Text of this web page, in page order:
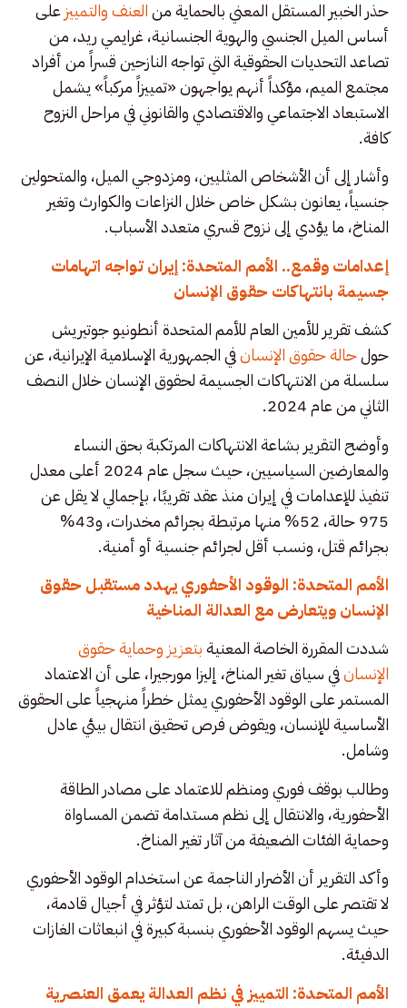
حذر الخبير المستقل المعني بالحماية منالعنف والتمييزعلى
أساس الميل الجنسي والهوية الجنسانية، غرايمي ريد، من
تصاعد التحديات الحقوقية التي تواجه النازحين قسراً من أفراد
مجتمع الميم، مؤكداً أنهم يواجهون «تمييزاً مركباً» يشمل
الاستبعاد الاجتماعي والاقتصادي والقانوني في مراحل النزوح
كافة.
وأشار إلى أن الأشخاص المثليين، ومزدوجي الميل، والمتحولين
جنسياً، يعانون بشكل خاص خلال النزاعات والكوارث وتغير
المناخ، ما يؤدي إلى نزوح قسري متعدد الأسباب.
إعدامات وقمع.. الأمم المتحدة: إيران تواجه اتهامات
جسيمة بانتهاكات حقوق الإنسان
كشف تقرير للأمين العام للأمم المتحدة أنطونيو جوتيريش
حولحالة حقوق الإنسانفي الجمهورية الإسلامية الإيرانية، عن
سلسلة من الانتهاكات الجسيمة لحقوق الإنسان خلال النصف
الثاني من عام 2024.
وأوضح التقرير بشاعة الانتهاكات المرتكبة بحق النساء
والمعارضين السياسيين، حيث سجل عام 2024 أعلى معدل
تنفيذ للإعدامات في إيران منذ عقد تقريبًا، بإجمالي لا يقل عن
975 حالة، 52% منها مرتبطة بجرائم مخدرات، و43%
بجرائم قتل، ونسب أقل لجرائم جنسية أو أمنية.
الأمم المتحدة: الوقود الأحفوري يهدد مستقبل حقوق
الإنسان ويتعارض مع العدالة المناخية
شددت المقررة الخاصة المعنيةبتعزيز وحماية حقوق
الإنسانفي سياق تغير المناخ، إليزا مورجيرا، على أن الاعتماد
المستمر على الوقود الأحفوري يمثل خطراً منهجياً على الحقوق
الأساسية للإنسان، ويقوض فرص تحقيق انتقال بيئي عادل
وشامل.
وطالب بوقف فوري ومنظم للاعتماد على مصادر الطاقة
الأحفورية، والانتقال إلى نظم مستدامة تضمن المساواة
وحماية الفئات الضعيفة من آثار تغير المناخ.
وأكد التقرير أن الأضرار الناجمة عن استخدام الوقود الأحفوري
لا تقتصر على الوقت الراهن، بل تمتد لتؤثر في أجيال قادمة،
حيث يسهم الوقود الأحفوري بنسبة كبيرة في انبعاثات الغازات
الدفيئة.
الأمم المتحدة: التمييز في نظم العدالة يعمق العنصرية